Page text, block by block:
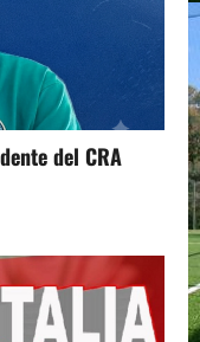
del CRA